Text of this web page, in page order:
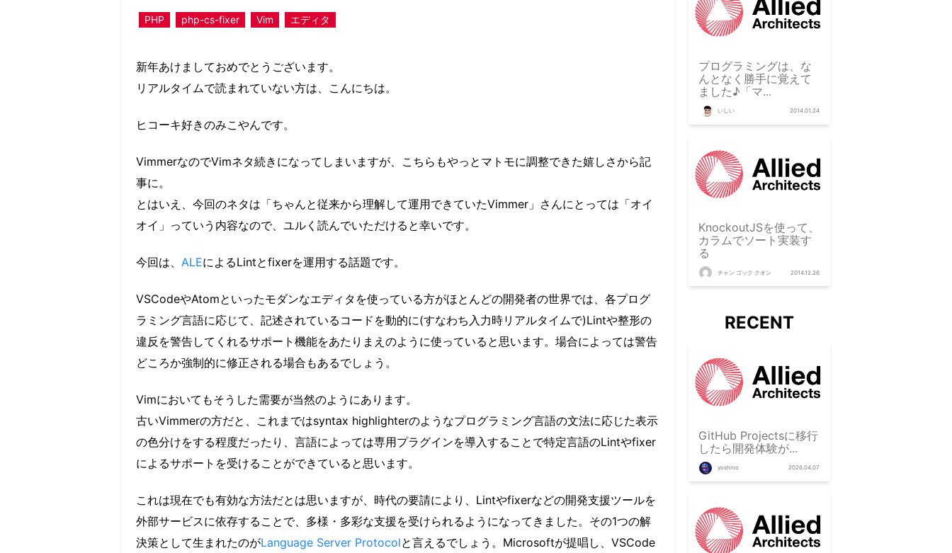
PHP php-cs-fixer Vim エディタ
新年あけましておめでとうございます。
リアルタイムで読まれていない方は、こんにちは。
ヒコーキ好きのみこやんです。
VimmerなのでVimネタ続きになってしまいますが、こちらもやっとマトモに調整できた嬉しさから記
事に。
とはいえ、今回のネタは「ちゃんと従来から理解して運用できていたVimmer」さんにとっては「オイ
オイ」っていう内容なので、ユルく読んでいただけると幸いです。
今回は、 ALEによるLintとfixerを運用する話題です。
VSCodeやAtomといったモダンなエディタを使っている方がほとんどの開発者の世界では、各プログ
ラミング言語に応じて、記述されているコードを動的に(すなわち入力時リアルタイムで)Lintや整形の
違反を警告してくれるサポート機能をあたりまえのように使っていると思います。場合によっては警告
どころか強制的に修正される場合もあるでしょう。
Vimにおいてもそうした需要が当然のようにあります。
古いVimmerの方だと、これまではsyntax highlighterのようなプログラミング言語の文法に応じた表示
の色分けをする程度だったり、言語によっては専用プラグインを導入することで特定言語のLintやfixer
によるサポートを受けることができていると思います。
これは現在でも有効な方法だとは思いますが、時代の要請により、Lintやfixerなどの開発支援ツールを
外部サービスに依存することで、多様・多彩な支援を受けられるようになってきました。その1つの解
決策として生まれたのがLanguage Server Protocolと言えるでしょう。Microsoftが提唱し、VSCode
プログラミングは、な
んとなく勝手に覚えて
ました♪「マ...
いしい 2014.01.24
KnockoutJSを使って、
カラムでソート実装す
る
チャン ゴック クオン 2014.12.26
RECENT
GitHub Projectsに移行
したら開発体験が...
yoshino 2026.04.07